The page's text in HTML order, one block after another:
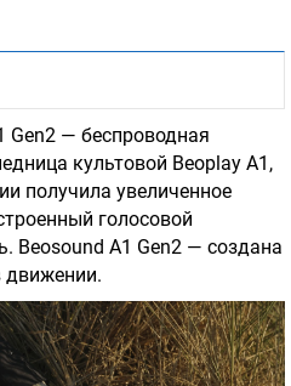
Gen2 — беспроводная
культовой Beoplay A1,
получила увеличенное
голосовой
Beosound A1 Gen2 — создана
движении.